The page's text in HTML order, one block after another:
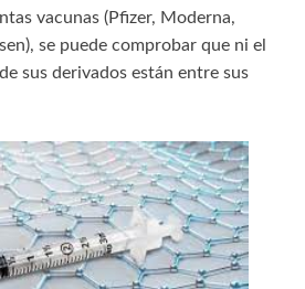
vacunas (Pfizer, Moderna,
se puede comprobar que ni el
sus derivados están entre sus